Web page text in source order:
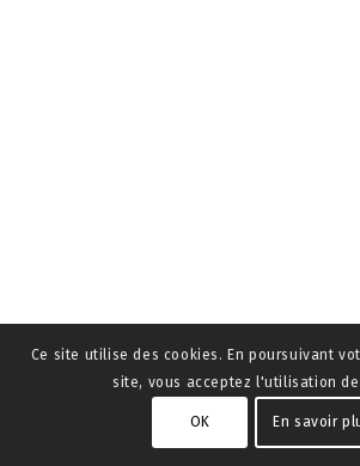
Ce site utilise des cookies. En poursuivant
site, vous acceptez l'utilisation de
OK En savoir